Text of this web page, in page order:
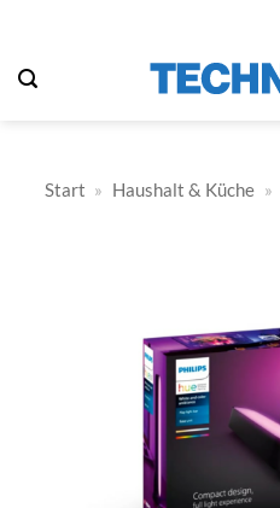
springen
Start » Haushalt & Küche »